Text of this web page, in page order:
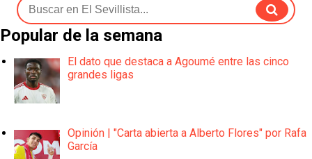
Popular de la semana
El dato que destaca a Agoumé entre las cinco
grandes ligas
Opinión | "Carta abierta a Alberto Flores" por Rafa
García